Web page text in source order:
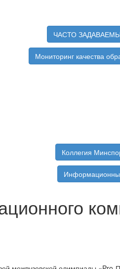
ЧАСТО
Мониторинг качества
Коллегия